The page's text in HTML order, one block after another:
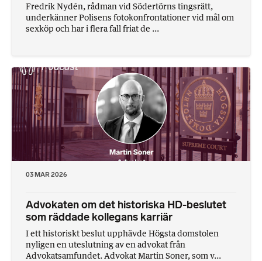
Fredrik Nydén, rådman vid Södertörns tingsrätt,
underkänner Polisens fotokonfrontationer vid mål om
sexköp och har i flera fall friat de ...
03 MAR 2026
Advokaten om det historiska HD-beslutet
som räddade kollegans karriär
I ett historiskt beslut upphävde Högsta domstolen
nyligen en uteslutning av en advokat från
Advokatsamfundet. Advokat Martin Soner, som v...